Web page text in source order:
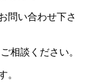
問い合わせ下さ
相談ください。
。